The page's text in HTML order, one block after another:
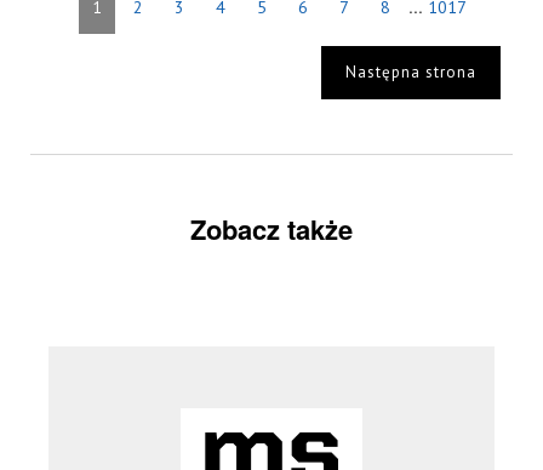
1 2 3 4 5 6 7 8 ... 1017
Następna strona
Zobacz także